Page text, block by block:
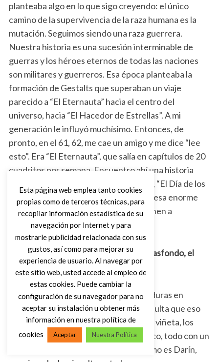
planteaba algo en lo que sigo creyendo: el único
camino de la supervivencia de la raza humana es la
mutación. Seguimos siendo una raza guerrera.
Nuestra historia es una sucesión interminable de
guerras y los héroes eternos de todas las naciones
son militares y guerreros. Esa época planteaba la
formación de Gestalts que superaban un viaje
parecido a “El Eternauta” hacia el centro del
universo, hacia “El Hacedor de Estrellas”. A mi
generación le influyó muchísimo. Entonces, de
pronto, en el 61, 62, me cae un amigo y me dice “lee
esto”. Era “El Eternauta”, que salía en capítulos de 20
cuadritos por semana. Encuentro ahí una historia
muy clásica de invasión extraterrestre, “El Día de los
Trífidos”, “La Guerra de los Mundos”, eesa enorme
cantidad de libros donde se ve que vienen a
invadirnos.
La guerra fría estaba también ahí de trasfondo, el
macartismo.
La guerra fría, el macartismo, las dictaduras en
Argentina. Me cae “El Eternauta” y resulta que eso
pasa en Buenos Aires. Empiezo a ver la viñeta, los
dibujos pasando en lugares que conozco, todo con un
tipo extraordinariamente porteño, como es Darín,
Esta página web emplea tanto cookies
propias como de terceros técnicas, para
recopilar información estadística de su
navegación por Internet y para
mostrarle publicidad relacionada con sus
gustos, así como para mejorar su
experiencia de usuario. Al navegar por
este sitio web, usted accede al empleo de
estas cookies. Puede cambiar la
configuración de su navegador para no
aceptar su instalación u obtener más
información en nuestra política de
cookies
Aceptar Nuestra Política